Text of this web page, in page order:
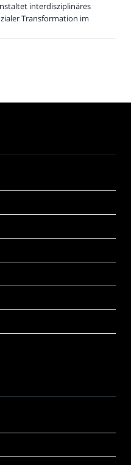
interdisziplinäres
Transformation im